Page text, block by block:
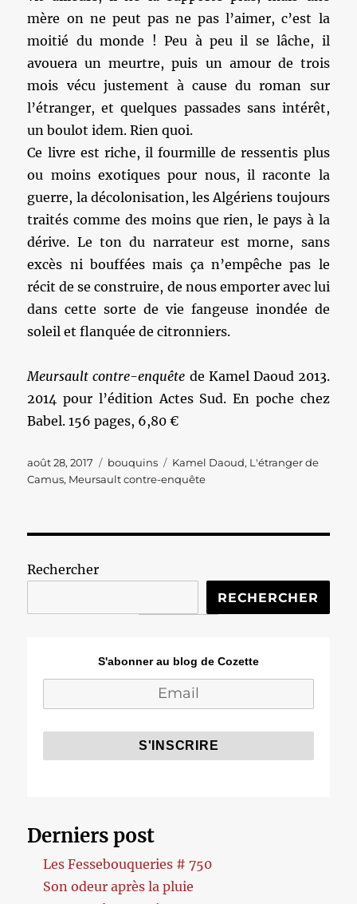
mère on ne peut pas ne pas l’aimer, c’est la
moitié du monde ! Peu à peu il se lâche, il
avouera un meurtre, puis un amour de trois
mois vécu justement à cause du roman sur
l’étranger, et quelques passades sans intérêt,
un boulot idem. Rien quoi.
Ce livre est riche, il fourmille de ressentis plus
ou moins exotiques pour nous, il raconte la
guerre, la décolonisation, les Algériens toujours
traités comme des moins que rien, le pays à la
dérive. Le ton du narrateur est morne, sans
excès ni bouffées mais ça n’empêche pas le
récit de se construire, de nous emporter avec lui
dans cette sorte de vie fangeuse inondée de
soleil et flanquée de citronniers.
Meursault contre-enquête de Kamel Daoud 2013.
2014 pour l’édition Actes Sud. En poche chez
Babel. 156 pages, 6,80 €
Publié
le
août 28, 2017 Catégories
bouquins Étiquettes
Kamel Daoud, L'étranger de
Camus, Meursault contre-enquête
Rechercher
RECHERCHER
S'abonner au blog de Cozette
Derniers post
Les Fessebouqueries # 750
Son odeur après la pluie